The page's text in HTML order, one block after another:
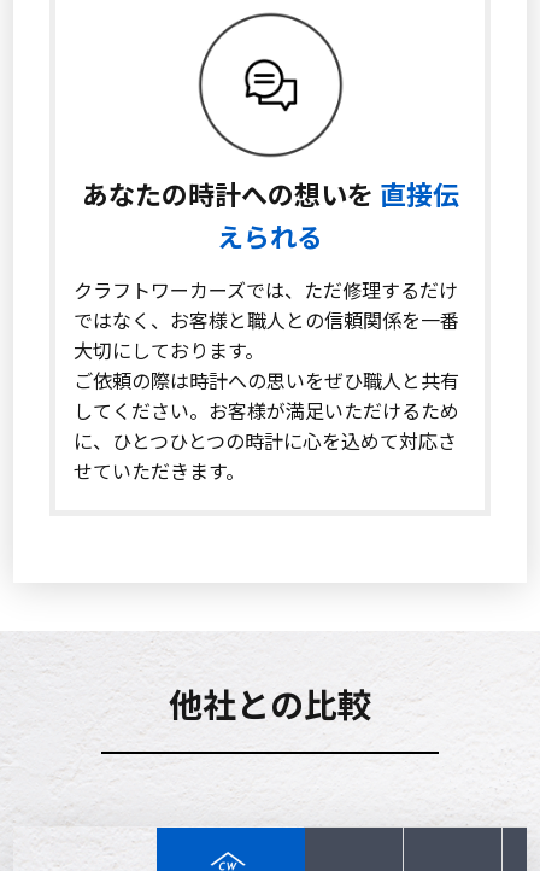
あなたの時計への想いを 直接伝
えられる
クラフトワーカーズでは、ただ修理するだけ
ではなく、お客様と職人との信頼関係を一番
大切にしております。
ご依頼の際は時計への思いをぜひ職人と共有
してください。お客様が満足いただけるため
に、ひとつひとつの時計に心を込めて対応さ
せていただきます。
他社との比較